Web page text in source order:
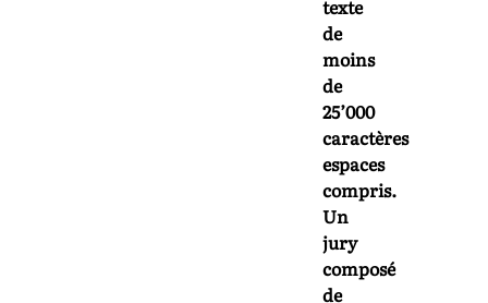
texte
de
moins
de
25’000
caractères
espaces
compris.
Un
jury
composé
de